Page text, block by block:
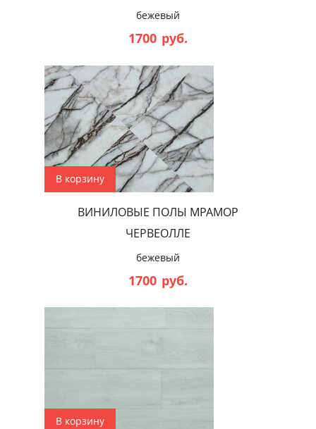
бежевый
1700 руб.
В корзину
ВИНИЛОВЫЕ ПОЛЫ МРАМОР
ЧЕРВЕОЛЛЕ
бежевый
1700 руб.
В корзину